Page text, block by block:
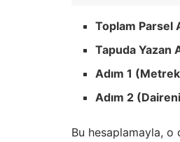
Toplam Parsel
Tapuda Yazan
Adım 1
Adım 2
Bu hesaplamayla,